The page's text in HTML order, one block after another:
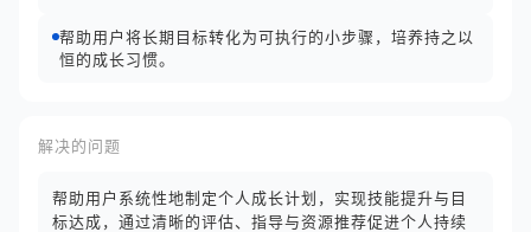
帮助用户将长期目标转化为可执行的小步骤，培养持之以
恒的成长习惯。
解决的问题
帮助用户系统性地制定个人成长计划，实现技能提升与目
标达成，通过清晰的评估、指导与资源推荐促进个人持续